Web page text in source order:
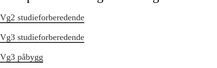
Vg2 studieforberedende
Vg3 studieforberedende
Vg3 påbygg